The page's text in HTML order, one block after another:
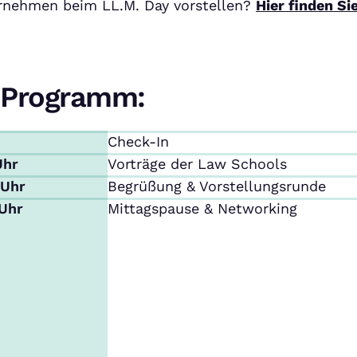
beim LL.M. Day vorstellen? Hier finden
Programm:
Check-In
Vorträge der Law Schools
Begrüßung & Vorstellungsrunde
Mittagspause & Networking